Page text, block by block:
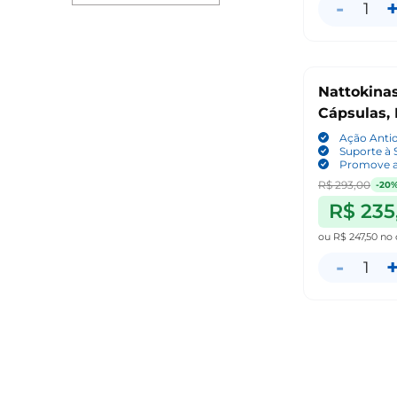
- 1
Cápsulas,
Ação
Suporte à
Promove
R$ 293,00 -
R$
ou R$ 247,50 no
- 1